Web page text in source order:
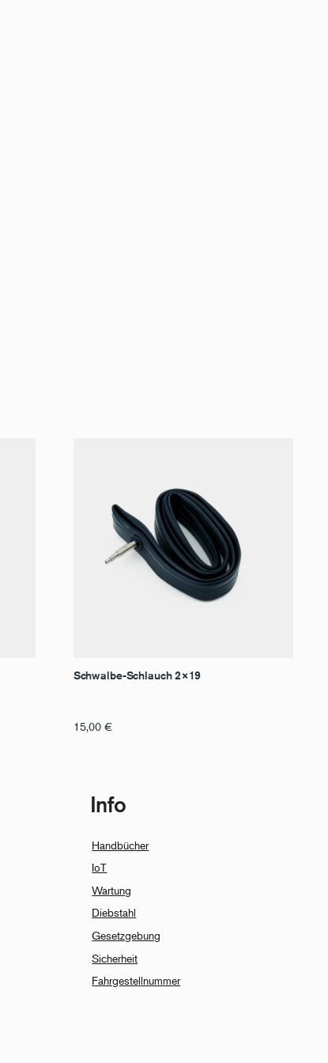
Schwalbe-Schlauch 2×19
15,00 €
Info
Handbücher
IoT
Wartung
Diebstahl
Gesetzgebung
Sicherheit
Fahrgestellnummer